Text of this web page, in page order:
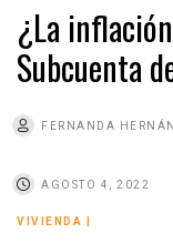
¿La
Subcuenta
FERNANDA
AGOSTO 4, 2022
VIVIENDA